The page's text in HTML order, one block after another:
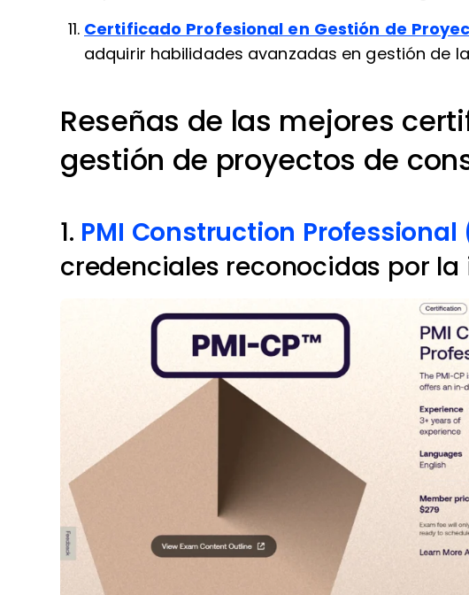
Certificado Profesional en Gestión de
adquirir habilidades avanzadas en gestión de
Reseñas de las mejores
gestión de proyectos de
1. PMI Construction Professional
credenciales reconocidas por la